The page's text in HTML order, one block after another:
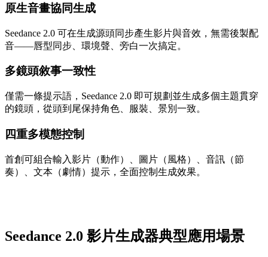
原生音畫協同生成
Seedance 2.0 可在生成源頭同步產生影片與音效，無需後製配
音——唇型同步、環境聲、旁白一次搞定。
多鏡頭敘事一致性
僅需一條提示語，Seedance 2.0 即可規劃並生成多個主題貫穿
的鏡頭，從頭到尾保持角色、服裝、景別一致。
四重多模態控制
首創可組合輸入影片（動作）、圖片（風格）、音訊（節
奏）、文本（劇情）提示，全面控制生成效果。
Seedance 2.0 影片生成器典型應用場景